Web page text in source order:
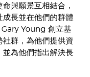
與願景互相結合，
長並在他們的群體
Young 創立基
群，為他們提供資
並為他們指出解決長